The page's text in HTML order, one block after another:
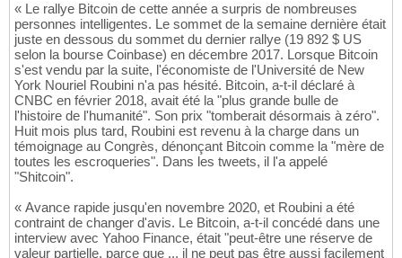
« Le rallye Bitcoin de cette année a surpris de nombreuses
personnes intelligentes. Le sommet de la semaine dernière était
juste en dessous du sommet du dernier rallye (19 892 $ US
selon la bourse Coinbase) en décembre 2017. Lorsque Bitcoin
s'est vendu par la suite, l'économiste de l'Université de New
York Nouriel Roubini n'a pas hésité. Bitcoin, a-t-il déclaré à
CNBC en février 2018, avait été la "plus grande bulle de
l'histoire de l'humanité". Son prix "tomberait désormais à zéro".
Huit mois plus tard, Roubini est revenu à la charge dans un
témoignage au Congrès, dénonçant Bitcoin comme la "mère de
toutes les escroqueries". Dans les tweets, il l'a appelé
"Shitcoin".
« Avance rapide jusqu'en novembre 2020, et Roubini a été
contraint de changer d'avis. Le Bitcoin, a-t-il concédé dans une
interview avec Yahoo Finance, était "peut-être une réserve de
valeur partielle, parce que ... il ne peut pas être aussi facilement